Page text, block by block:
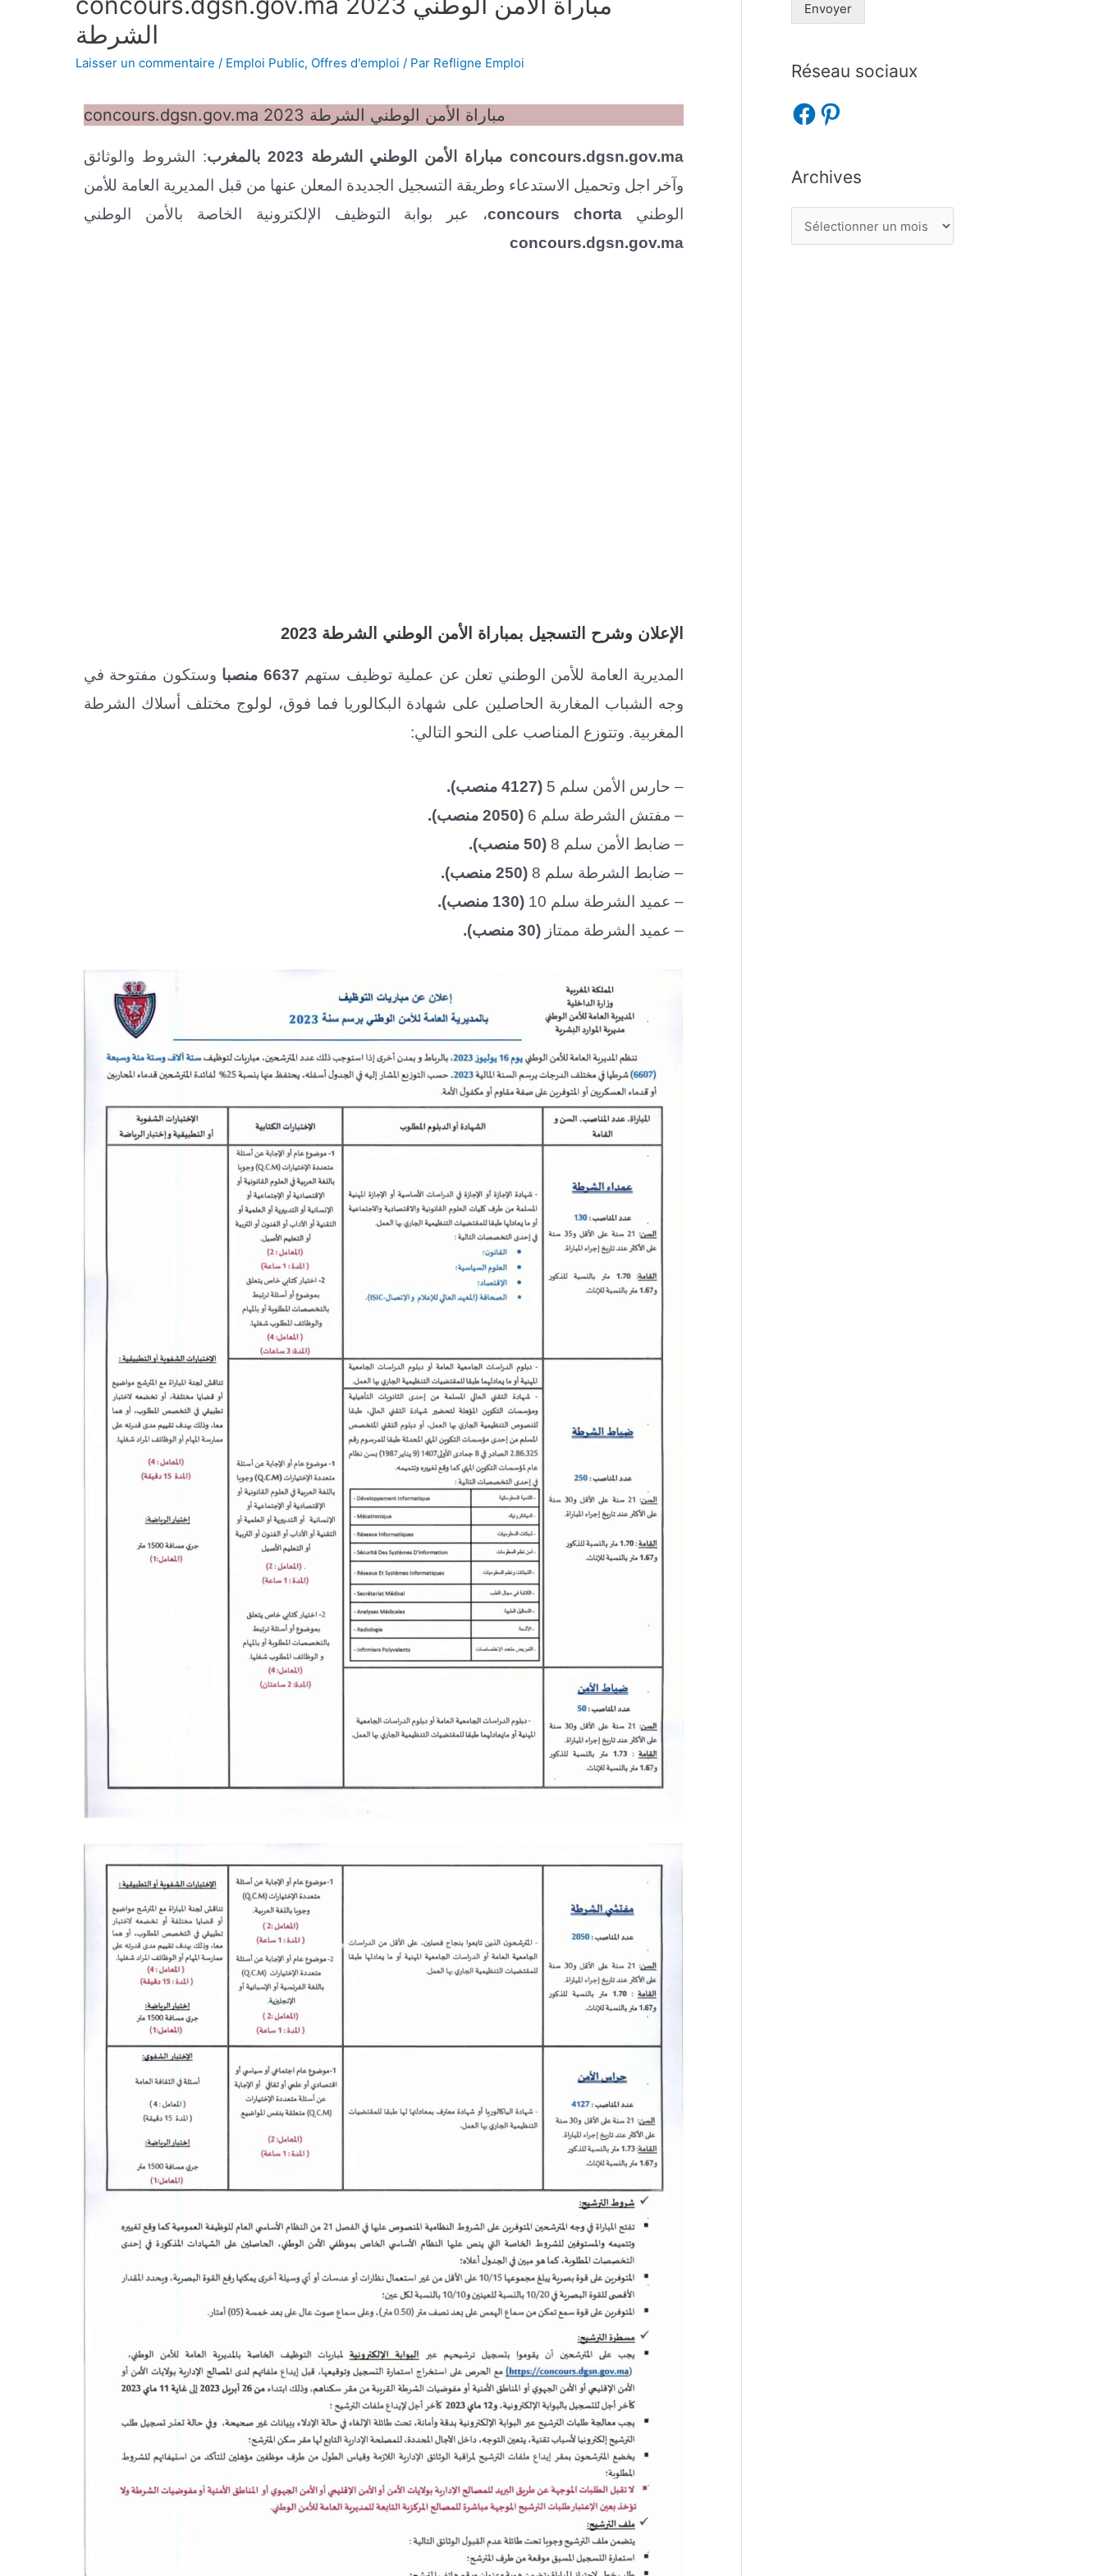
الشرطة
Laisser un commentaire / Emploi Public, Offres d'emploi / Par Refligne Emploi
concours.dgsn.gov.ma 2023 مباراة الأمن الوطني الشرطة
concours.dgsn.gov.ma مباراة الأمن الوطني الشرطة 2023 بالمغرب
: الشروط والوثائق
وآخر اجل وتحميل الاستدعاء وطريقة التسجيل الجديدة المعلن عنها من قبل المديرية العامة للأمن
الوطني concours chorta، عبر بوابة التوظيف الإلكترونية الخاصة بالأمن الوطني
concours.dgsn.gov.ma
الإعلان وشرح التسجيل بمباراة الأمن الوطني الشرطة 2023
المديرية العامة للأمن الوطني تعلن عن عملية توظيف ستهم 6637 منصبا
وستكون مفتوحة في
وجه الشباب المغاربة الحاصلين على شهادة البكالوريا فما فوق، لولوج مختلف أسلاك الشرطة
المغربية. وتتوزع المناصب على النحو التالي:
– حارس الأمن سلم 5
(4127 منصب).
– مفتش الشرطة سلم 6
(2050 منصب).
– ضابط الأمن سلم 8
(50 منصب).
– ضابط الشرطة سلم 8
(250 منصب).
– عميد الشرطة سلم 10
(130 منصب).
– عميد الشرطة ممتاز (30 منصب).
Envoyer
Réseau sociaux
Archives